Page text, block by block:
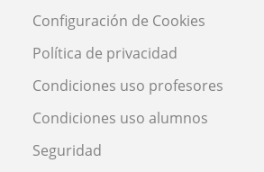
Configuración de Cookies
Política de privacidad
Condiciones uso profesores
Condiciones uso alumnos
Seguridad